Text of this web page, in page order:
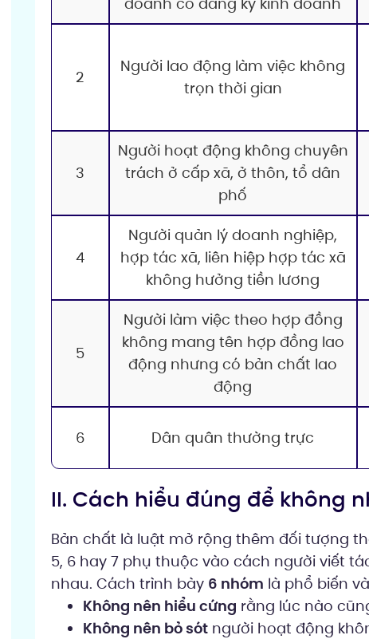
2
Người lao động làm việc không
trọn thời gian
3
Người hoạt động không chuyên
trách ở cấp xã, ở thôn, tổ dân
phố
4
Người quản lý doanh nghiệp,
hợp tác xã, liên hiệp hợp tác xã
không hưởng tiền lương
5
Người làm việc theo hợp đồng
không mang tên hợp đồng lao
động nhưng có bản chất lao
động
6 Dân quân thường trực
II. Cách hiểu đúng để không
Bản chất là luật mở rộng thêm đối tượng
5, 6 hay 7 phụ thuộc vào cách người viết
nhau. Cách trình bày 6 nhóm là phổ biến
Không nên hiểu cứng rằng lúc nào
Không nên bỏ sótngười hoạt động